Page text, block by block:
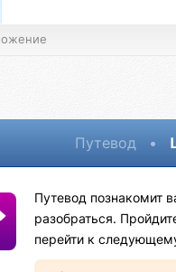
Путевод •
Путевод познакомит
разобраться.
перейти к